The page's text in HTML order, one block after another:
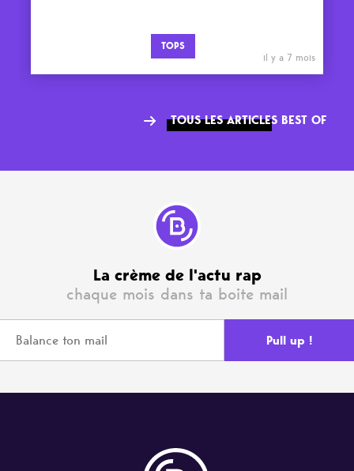
TOPS
il y a 7 mois
TOUS LES ARTICLES BEST OF
La crème de l'actu rap
chaque mois dans ta boite mail